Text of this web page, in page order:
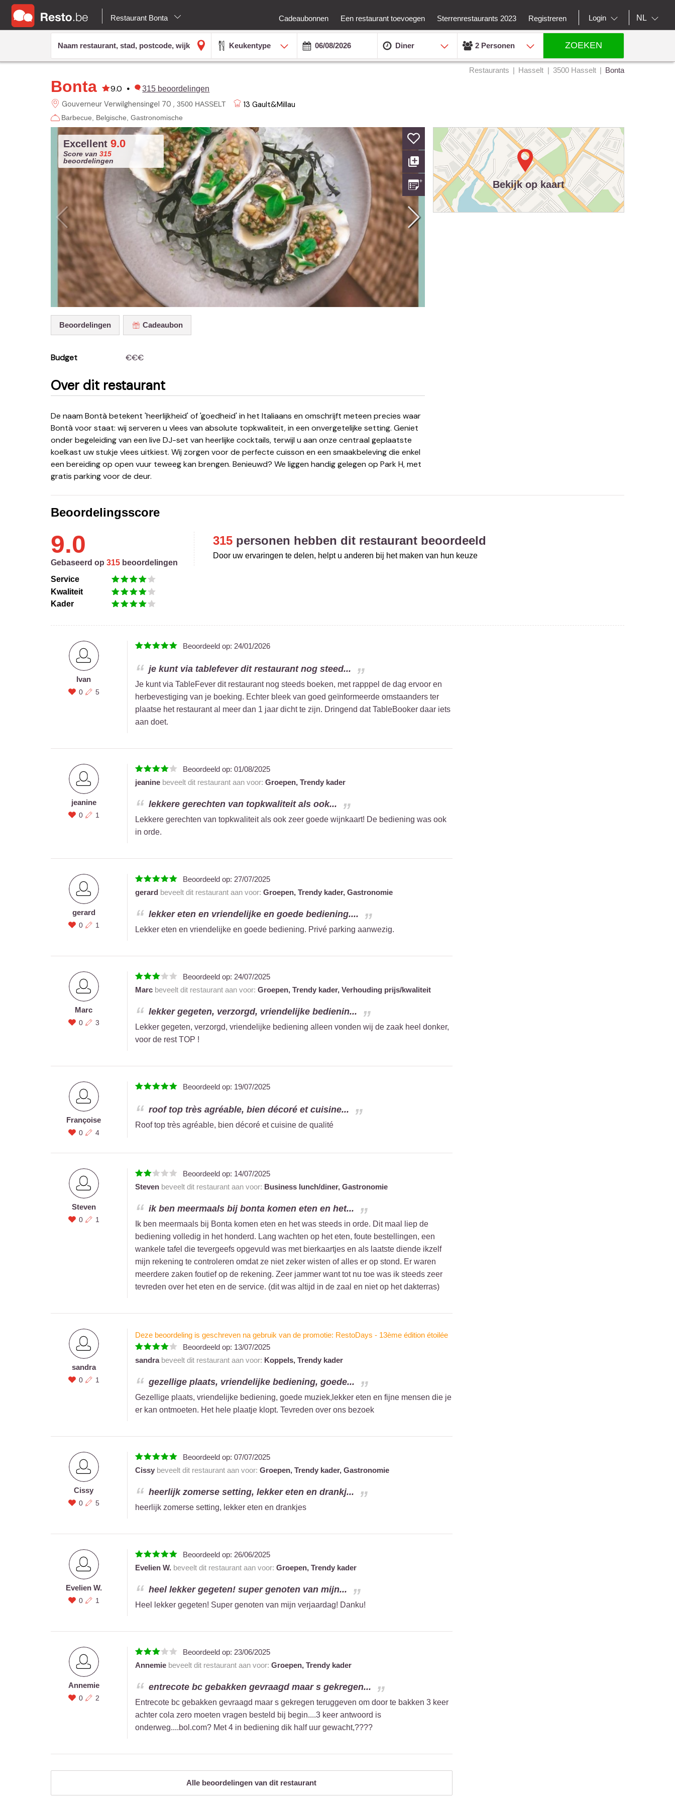
Restaurant Bonta Cadeaubonnen Een restaurant toevoegen Sterrenrestaurants 2023 Registreren Login NL
Keukentype Diner 2 Personen ZOEKEN
Restaurants Hasselt 3500 Hasselt Bonta
Bonta 9.0 • 315 beoordelingen
Gouverneur Verwilghensingel 70 3500 HASSELT 13 Gault&Millau
Barbecue Belgische Gastronomische
Excellent 9.0
Score van 315
beoordelingen
Beoordelingen Cadeaubon
Budget €€€
Over dit restaurant
De naam Bontà betekent 'heerlijkheid' of 'goedheid' in het Italiaans en omschrijft meteen precies waar
Bontà voor staat: wij serveren u vlees van absolute topkwaliteit, in een onvergetelijke setting. Geniet
onder begeleiding van een live DJ-set van heerlijke cocktails, terwijl u aan onze centraal geplaatste
koelkast uw stukje vlees uitkiest. Wij zorgen voor de perfecte cuisson en een smaakbeleving die enkel
een bereiding op open vuur teweeg kan brengen. Benieuwd? We liggen handig gelegen op Park H, met
gratis parking voor de deur.
Bekijk op kaart
Beoordelingsscore
9.0
Gebaseerd op 315 beoordelingen
Service
Kwaliteit
Kader
315 personen hebben dit restaurant beoordeeld
Door uw ervaringen te delen, helpt u anderen bij het maken van hun keuze
Ivan
0 5
Beoordeeld op: 24/01/2026
je kunt via tablefever dit restaurant nog steed...
Je kunt via TableFever dit restaurant nog steeds boeken, met rapppel de dag ervoor en
herbevestiging van je boeking. Echter bleek van goed geïnformeerde omstaanders ter
plaatse het restaurant al meer dan 1 jaar dicht te zijn. Dringend dat TableBooker daar iets
aan doet.
jeanine
0 1
Beoordeeld op: 01/08/2025
jeaninebeveelt dit restaurant aan voor: Groepen, Trendy kader
lekkere gerechten van topkwaliteit als ook...
Lekkere gerechten van topkwaliteit als ook zeer goede wijnkaart! De bediening was ook
in orde.
gerard
0 1
Beoordeeld op: 27/07/2025
gerard beveelt dit restaurant aan voor: Groepen, Trendy kader, Gastronomie
lekker eten en vriendelijke en goede bediening....
Lekker eten en vriendelijke en goede bediening. Privé parking aanwezig.
Marc
0 3
Beoordeeld op: 24/07/2025
Marcbeveelt dit restaurant aan voor: Groepen, Trendy kader, Verhouding prijs/kwaliteit
lekker gegeten, verzorgd, vriendelijke bedienin...
Lekker gegeten, verzorgd, vriendelijke bediening alleen vonden wij de zaak heel donker,
voor de rest TOP !
Françoise
0 4
Beoordeeld op: 19/07/2025
roof top très agréable, bien décoré et cuisine...
Roof top très agréable, bien décoré et cuisine de qualité
Steven
0 1
Beoordeeld op: 14/07/2025
Stevenbeveelt dit restaurant aan voor: Business lunch/diner, Gastronomie
ik ben meermaals bij bonta komen eten en het...
Ik ben meermaals bij Bonta komen eten en het was steeds in orde. Dit maal liep de
bediening volledig in het honderd. Lang wachten op het eten, foute bestellingen, een
wankele tafel die tevergeefs opgevuld was met bierkaartjes en als laatste diende ikzelf
mijn rekening te controleren omdat ze niet zeker wisten of alles er op stond. Er waren
meerdere zaken foutief op de rekening. Zeer jammer want tot nu toe was ik steeds zeer
tevreden over het eten en de service. (dit was altijd in de zaal en niet op het dakterras)
sandra
0 1
Deze beoordeling is geschreven na gebruik van de promotie: RestoDays - 13ème édition étoilée
Beoordeeld op: 13/07/2025
sandrabeveelt dit restaurant aan voor: Koppels, Trendy kader
gezellige plaats, vriendelijke bediening, goede...
Gezellige plaats, vriendelijke bediening, goede muziek,lekker eten en fijne mensen die je
er kan ontmoeten. Het hele plaatje klopt. Tevreden over ons bezoek
Cissy
0 5
Beoordeeld op: 07/07/2025
Cissybeveelt dit restaurant aan voor: Groepen, Trendy kader, Gastronomie
heerlijk zomerse setting, lekker eten en drankj...
heerlijk zomerse setting, lekker eten en drankjes
Evelien W.
0 1
Beoordeeld op: 26/06/2025
Evelien W.beveelt dit restaurant aan voor: Groepen, Trendy kader
heel lekker gegeten! super genoten van mijn...
Heel lekker gegeten! Super genoten van mijn verjaardag! Danku!
Annemie
0 2
Beoordeeld op: 23/06/2025
Annemiebeveelt dit restaurant aan voor: Groepen, Trendy kader
entrecote bc gebakken gevraagd maar s gekregen...
Entrecote bc gebakken gevraagd maar s gekregen teruggeven om door te bakken 3 keer
achter cola zero moeten vragen besteld bij begin....3 keer antwoord is
onderweg....bol.com? Met 4 in bediening dik half uur gewacht,????
Alle beoordelingen van dit restaurant